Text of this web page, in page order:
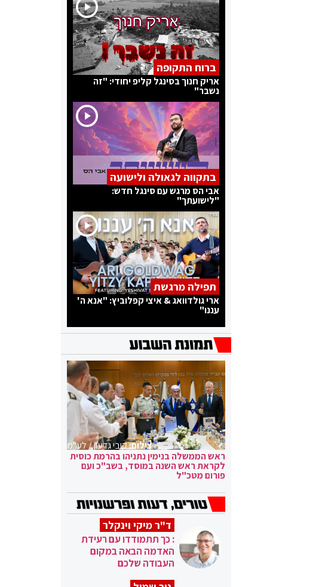
ברוח התקופה
אריק חנוך בסינגל קליפ יחודי: "זה
נשבר"
בתקווה לגאולה ולישועה
אבי הס מרגש עם סינגל חדש:
"לישועתך"
תפילה מרגשת
ארי גולדוואג & איצי קפלוביץ: "אנא ה'
עננו"
צילום:קובי גדעון / לע"מ
ראש הממשלה בנימין נתניהו בהרמת כוסית
לקראת ראש השנה במוסד, בשב"כ ועם
פורום מטכ"ל
ד"ר מיקי וינקלר
: כך תתמודדו עם רעידת
האדמה הבאה במקום
העבודה שלכם